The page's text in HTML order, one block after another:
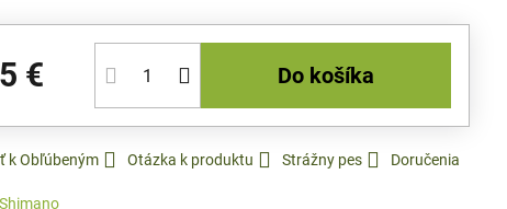
€ Do košíka
k Obľúbeným Otázka k produktu Strážny pes Doručenia
Shimano